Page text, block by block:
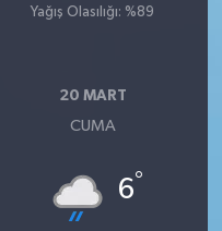
Yağış Olasılığı: %89
20 MART
CUMA
6°